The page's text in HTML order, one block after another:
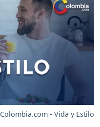
Colombia.com - Vida y Estilo